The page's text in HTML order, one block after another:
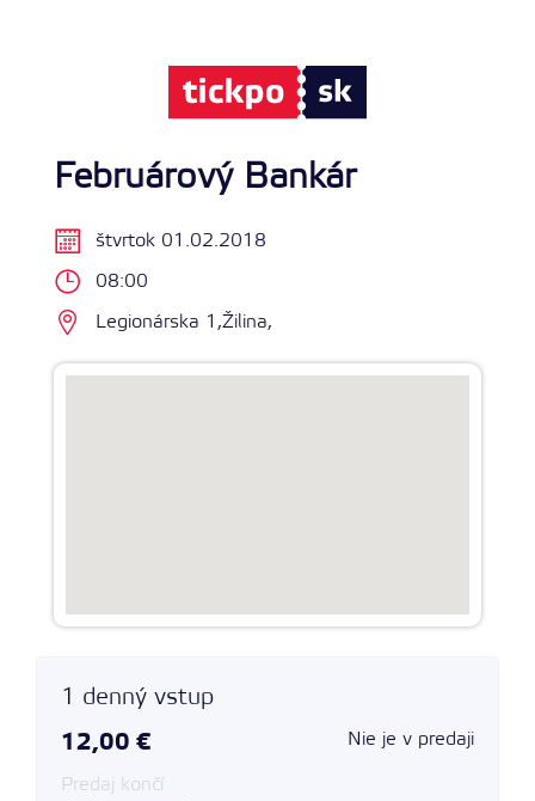
Februárový Bankár
štvrtok 01.02.2018
08:00
Legionárska 1,Žilina,
1 denný vstup
12,00 € Nie je v predaji
Predaj končí